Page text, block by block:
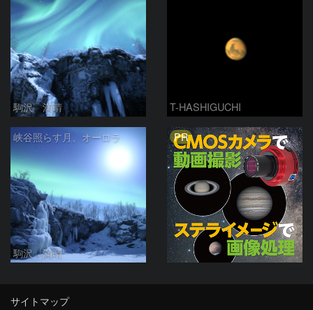
駒沢 満晴 T-HASHIGUCHI
峡谷照らす月、オーロラ
駒沢 満晴
PR
サイトマップ